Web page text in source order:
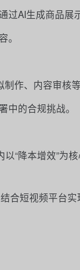
AI生成商品展
。
作、内容审核
中的合规挑战。
“降本增效”为
合短视频平台实